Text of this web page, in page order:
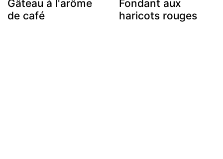
Gâteau à l'arôme
de café
Fondant aux
haricots rouges